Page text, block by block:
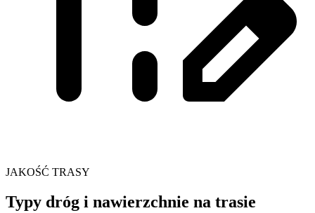
JAKOŚĆ TRASY
Typy dróg i nawierzchnie na trasie